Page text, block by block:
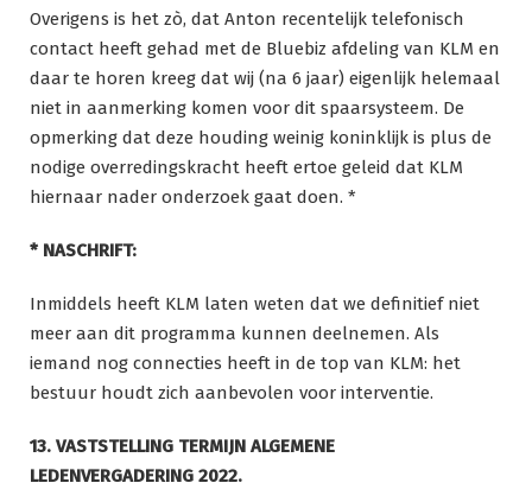
Overigens is het zò, dat Anton recentelijk telefonisch
contact heeft gehad met de Bluebiz afdeling van KLM en
daar te horen kreeg dat wij (na 6 jaar) eigenlijk helemaal
niet in aanmerking komen voor dit spaarsysteem. De
opmerking dat deze houding weinig koninklijk is plus de
nodige overredingskracht heeft ertoe geleid dat KLM
hiernaar nader onderzoek gaat doen. *
* NASCHRIFT:
Inmiddels heeft KLM laten weten dat we definitief niet
meer aan dit programma kunnen deelnemen. Als
iemand nog connecties heeft in de top van KLM: het
bestuur houdt zich aanbevolen voor interventie.
13. VASTSTELLING TERMIJN ALGEMENE
LEDENVERGADERING 2022.